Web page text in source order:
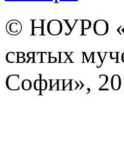
© НОУРО
святых
Софии»,